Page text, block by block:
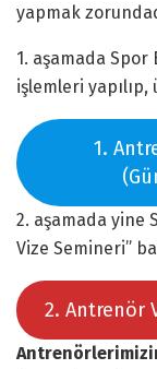
yapmak
1. aşamada
işlemleri
1.
2. aşamada yine
Vize Semineri”
2. Antrenör